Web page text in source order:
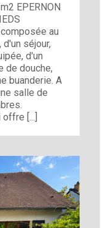
EPERNON
au
séjour,
d'un
de douche,
buanderie. A
salle de
[...]